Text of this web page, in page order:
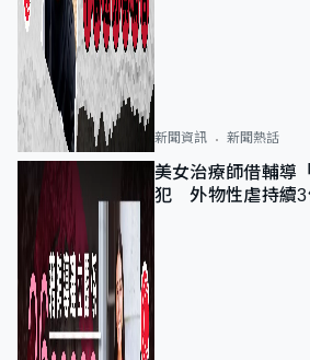
新聞資訊 新聞熱話
美女治療師借輔導
犯 外物性虐持續